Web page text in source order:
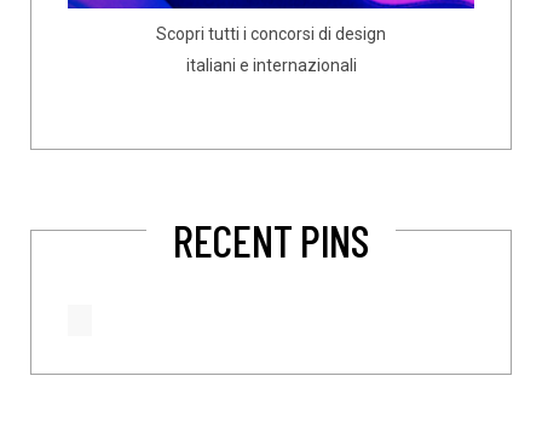
Scopri tutti i concorsi di design
italiani e internazionali
RECENT PINS